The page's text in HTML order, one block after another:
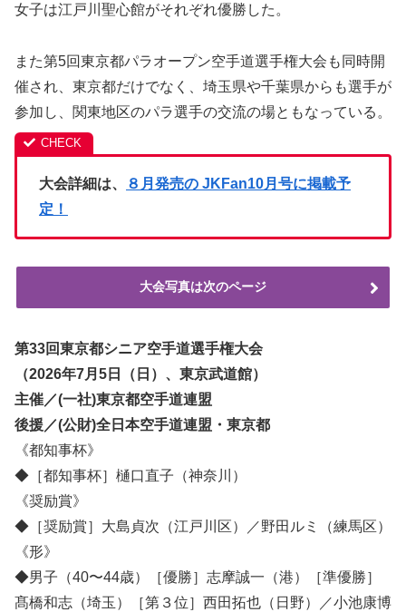
女子は江戸川聖心館がそれぞれ優勝した。
また第5回東京都パラオープン空手道選手権大会も同時開
催され、東京都だけでなく、埼玉県や千葉県からも選手が
参加し、関東地区のパラ選手の交流の場ともなっている。
大会詳細は、
８月発売の JKFan10月号に掲載予
定！
大会写真は次のページ
第33回東京都シニア空手道選手権大会
（2026年7月5日（日）、東京武道館）
主催／(一社)東京都空手道連盟
後援／(公財)全日本空手道連盟・東京都
《都知事杯》
◆［都知事杯］樋口直子（神奈川）
《奨励賞》
◆［奨励賞］大島貞次（江戸川区）／野田ルミ（練馬区）
《形》
◆男子（40〜44歳）［優勝］志摩誠一（港）［準優勝］
髙橋和志（埼玉）［第３位］西田拓也（日野）／小池康博